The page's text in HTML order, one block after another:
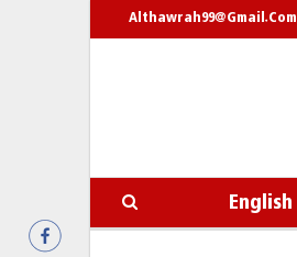
Althawrah99@gmail.com
English